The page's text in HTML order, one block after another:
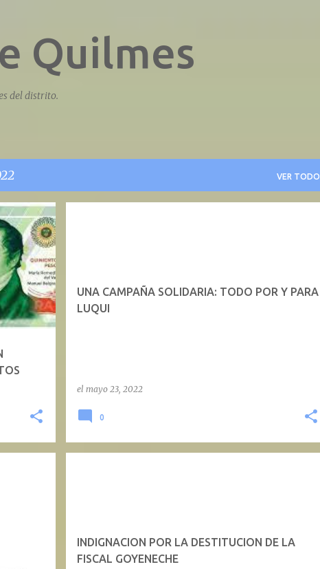
Quilmes
del distrito.
VER TODO
UNA CAMPAÑA SOLIDARIA: TODO POR Y PARA
LUQUI
el mayo 23, 2022
0
INDIGNACION POR LA DESTITUCION DE LA
FISCAL GOYENECHE